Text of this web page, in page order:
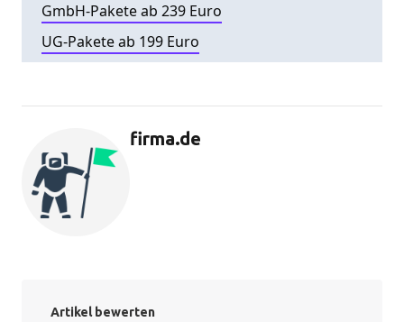
GmbH-Pakete ab 239 Euro
UG-Pakete ab 199 Euro
firma.de
Artikel bewerten